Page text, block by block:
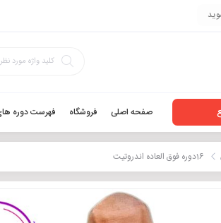
صفحه اصلی فروشگاه فهرست دوره